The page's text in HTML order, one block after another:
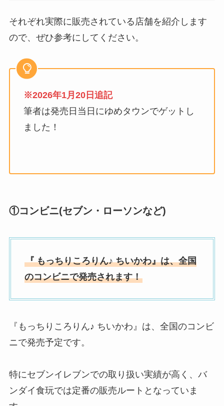
それぞれ実際に販売されている店舗を紹介します
ので、ぜひ参考にしてください。
※2026年1月20日追記
筆者は発売日当日にゆめタウンでゲットし
ました！
①コンビニ(セブン・ローソンなど)
『 もっちりころりん♪ ちいかわ』は、全国
のコンビニで発売されます！
『もっちりころりん♪ ちいかわ』は、全国のコンビ
ニで発売予定です。
特にセブンイレブンでの取り扱い実績が高く、バ
ンダイ食玩では定番の販売ルートとなっていま